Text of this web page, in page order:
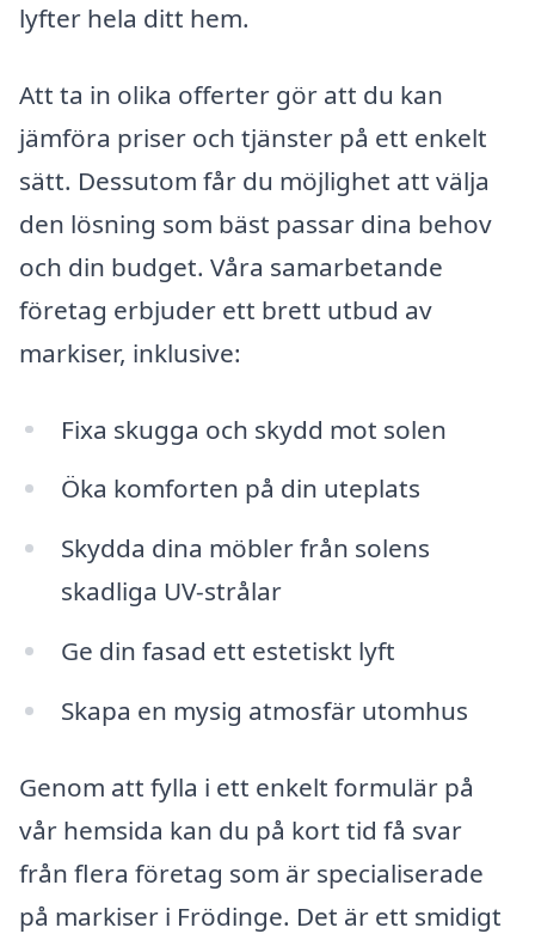
lyfter hela ditt hem.
Att ta in olika offerter gör att du kan
jämföra priser och tjänster på ett enkelt
sätt. Dessutom får du möjlighet att välja
den lösning som bäst passar dina behov
och din budget. Våra samarbetande
företag erbjuder ett brett utbud av
markiser, inklusive:
Fixa skugga och skydd mot solen
Öka komforten på din uteplats
Skydda dina möbler från solens
skadliga UV-strålar
Ge din fasad ett estetiskt lyft
Skapa en mysig atmosfär utomhus
Genom att fylla i ett enkelt formulär på
vår hemsida kan du på kort tid få svar
från flera företag som är specialiserade
på markiser i Frödinge. Det är ett smidigt